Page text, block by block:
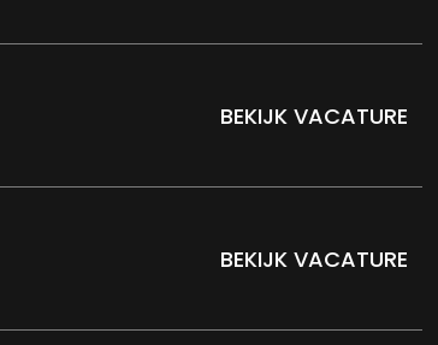
BEKIJK VACATURE
BEKIJK VACATURE